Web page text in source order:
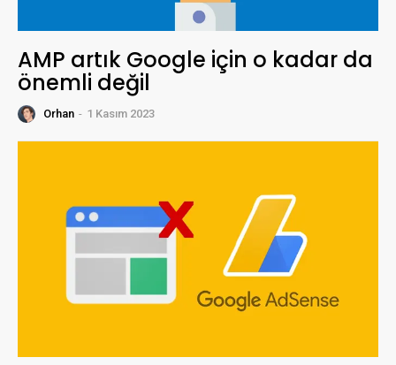
AMP artık Google için o kadar da
önemli değil
Orhan - 1 Kasım 2023